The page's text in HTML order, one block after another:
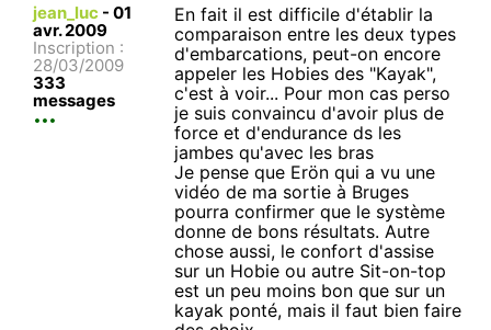
jean_luc - 01
avr. 2009
Inscription :
28/03/2009
333
messages
En fait il est difficile d'établir la
comparaison entre les deux types
d'embarcations, peut-on encore
appeler les Hobies des "Kayak",
c'est à voir... Pour mon cas perso
je suis convaincu d'avoir plus de
force et d'endurance ds les
jambes qu'avec les bras
Je pense que Erön qui a vu une
vidéo de ma sortie à Bruges
pourra confirmer que le système
donne de bons résultats. Autre
chose aussi, le confort d'assise
sur un Hobie ou autre Sit-on-top
est un peu moins bon que sur un
kayak ponté, mais il faut bien faire